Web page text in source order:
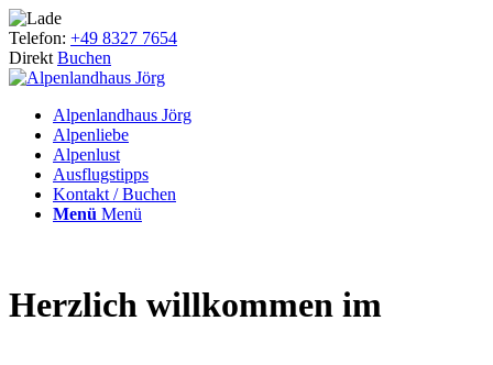
Telefon: +49 8327 7654
Direkt Buchen
Alpenlandhaus Jörg
Alpenliebe
Alpenlust
Ausflugstipps
Kontakt / Buchen
Menü Menü
Herzlich willkommen im